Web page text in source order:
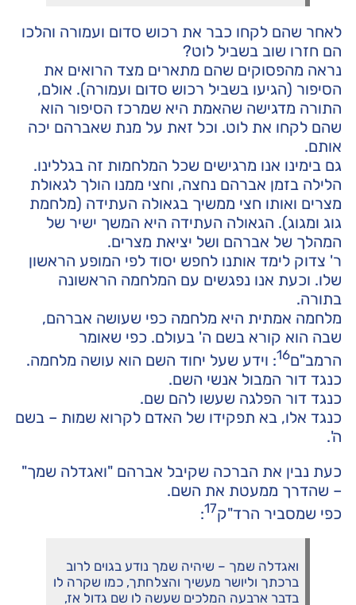
לאחר שהם לקחו כבר את רכוש סדום ועמורה והלכו
הם חזרו שוב בשביל לוט?
נראה מהפסוקים שהם מתארים מצד הרואים את
הסיפור (הגיעו בשביל רכוש סדום ועמורה). אולם,
התורה מדגישה שהאמת היא שמרכז הסיפור הוא
שהם לקחו את לוט. וכל זאת על מנת שאברהם יכה
אותם.
גם בימינו אנו מרגישים שכל המלחמות זה בגללינו.
הלילה בזמן אברהם נחצה, וחצי ממנו הולך לגאולת
מצרים ואותו חצי ממשיך בגאולה העתידה (מלחמת
גוג ומגוג). הגאולה העתידה היא המשך ישיר של
המהלך של אברהם ושל יציאת מצרים.
ר' צדוק לימד אותנו לחפש יסוד לפי המופע הראשון
שלו. וכעת אנו נפגשים עם המלחמה הראשונה
בתורה.
מלחמה אמתית היא מלחמה כפי שעושה אברהם,
שבה הוא קורא בשם ה' בעולם. כפי שאומר
הרמב"ם16: וידע שעל יחוד השם הוא עושה מלחמה.
כנגד דור המבול אנשי השם.
כנגד דור הפלגה שעשו להם שם.
כנגד אלו, בא תפקידו של האדם לקרוא שמות – בשם
ה'.
כעת נבין את הברכה שקיבל אברהם "ואגדלה שמך"
– שהדרך ממעטת את השם.
כפי שמסביר הרד"ק17
:
ואגדלה שמך – שיהיה שמך נודע בגוים לרוב
ברכתך וליושר מעשיך והצלחתך, כמו שקרה לו
בדבר ארבעה המלכים שעשה לו שם גדול אז,